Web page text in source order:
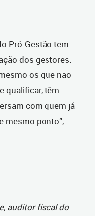
Pró-Gestão tem
dos gestores.
os que não
qualificar, têm
com quem já
mesmo ponto”,
auditor fiscal do